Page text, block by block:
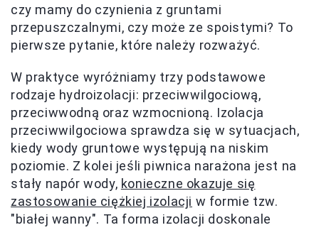
czy mamy do czynienia z gruntami
przepuszczalnymi, czy może ze spoistymi? To
pierwsze pytanie, które należy rozważyć.
W praktyce wyróżniamy trzy podstawowe
rodzaje hydroizolacji: przeciwwilgociową,
przeciwwodną oraz wzmocnioną. Izolacja
przeciwwilgociowa sprawdza się w sytuacjach,
kiedy wody gruntowe występują na niskim
poziomie. Z kolei jeśli piwnica narażona jest na
stały napór wody, konieczne okazuje się
zastosowanie ciężkiej izolacji w formie tzw.
"białej wanny". Ta forma izolacji doskonale